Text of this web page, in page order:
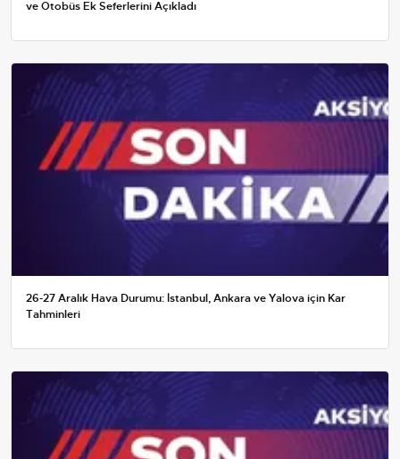
ve Otobüs Ek Seferlerini Açıkladı
26-27 Aralık Hava Durumu: İstanbul, Ankara ve Yalova için Kar
Tahminleri